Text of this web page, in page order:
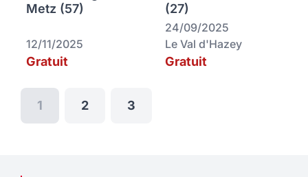
Metz (57)
12/11/2025
Gratuit
(27)
24/09/2025
Le Val d'Hazey
Gratuit
1 2 3